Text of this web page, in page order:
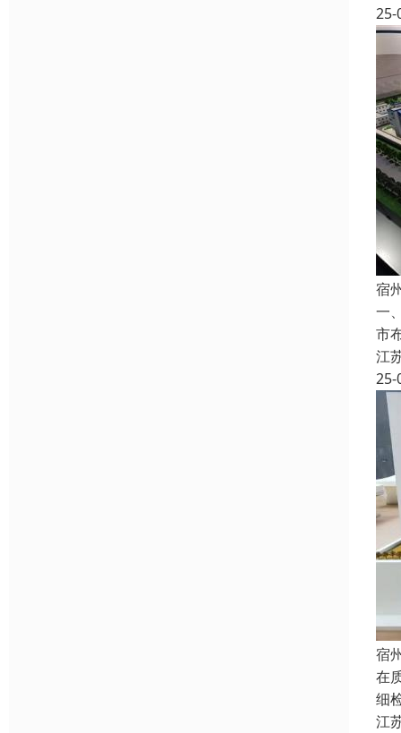
25-
宿
一
市
江
25-
宿
在
细
江